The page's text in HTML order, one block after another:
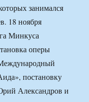
занимался
18 ноября
Минкуса
оперы
постановку
Александров и